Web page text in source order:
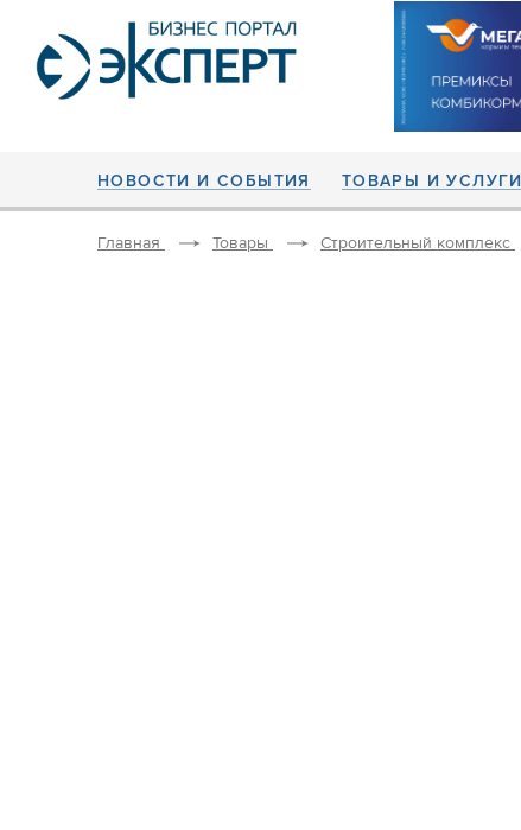
НОВОСТИ И СОБЫТИЯ ТОВАРЫ И УСЛУГИ
Главная Товары Строительный комплекс